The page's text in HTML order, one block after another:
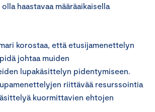
haastavaa määräaikaisella
korostaa, että etusijamenettelyn
johtaa muiden
lupakäsittelyn pidentymiseen.
riittävää resurssointia
kuormittavien ehtojen